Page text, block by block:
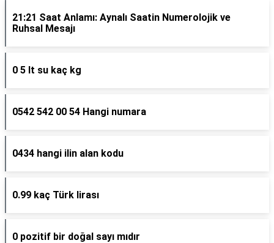
21:21 Saat Anlamı: Aynalı Saatin Numerolojik ve
Ruhsal Mesajı
0 5 lt su kaç kg
0542 542 00 54 Hangi numara
0434 hangi ilin alan kodu
0.99 kaç Türk lirası
0 pozitif bir doğal sayı mıdır